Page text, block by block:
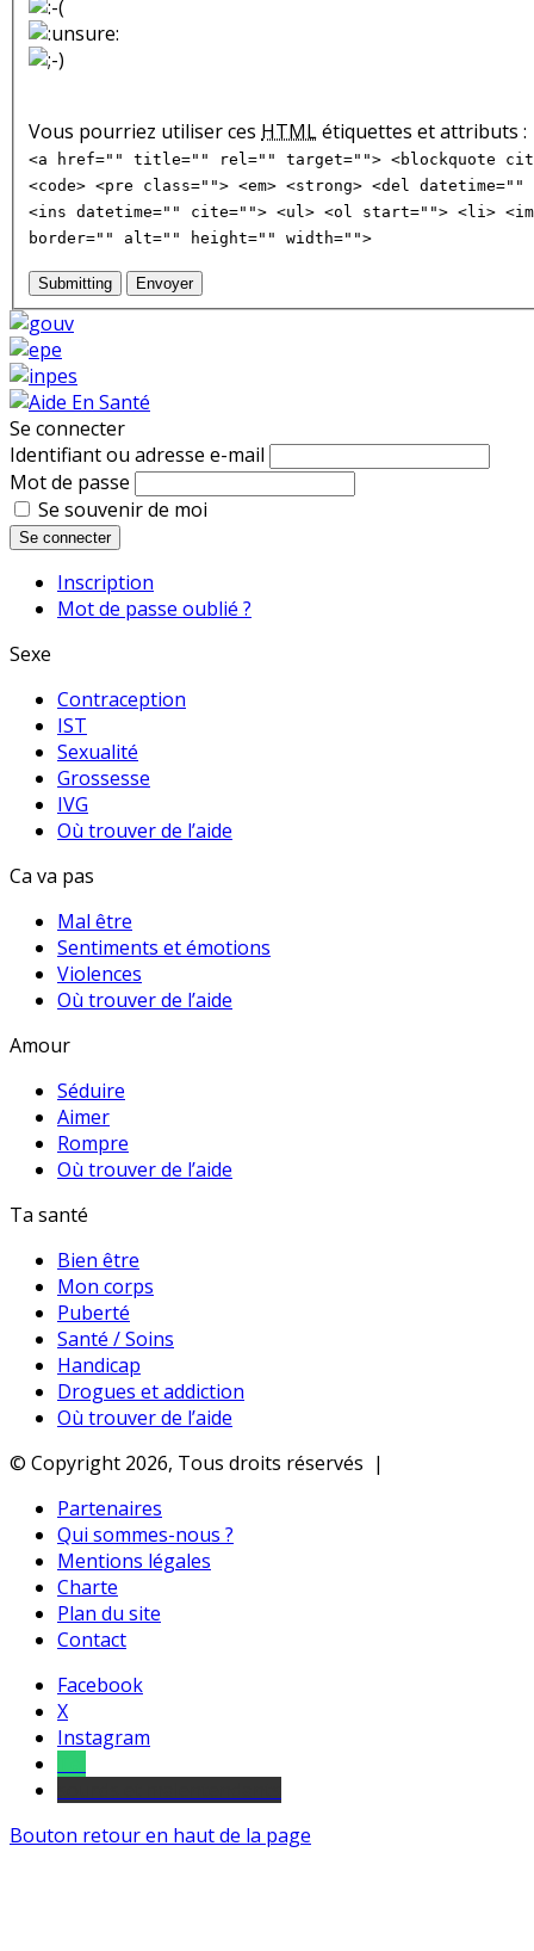
Vous pourriez utiliser ces HTMLétiquettes et attributs :
<a href="" title="" rel="" target=""> <blockquote
<code> <pre class=""> <em> <strong> <del
<ins datetime="" cite=""> <ul> <ol start=""> <li>
border="" alt="" height="" width="">
Submitting Envoyer
Se connecter
Identifiant ou adresse e-mail
Mot de passe
Se souvenir de moi
Se connecter
Inscription
Mot de passe oublié ?
Sexe
Contraception
IST
Sexualité
Grossesse
IVG
Où trouver de l’aide
Ca va pas
Mal être
Sentiments et émotions
Violences
Où trouver de l’aide
Amour
Séduire
Aimer
Rompre
Où trouver de l’aide
Ta santé
Bien être
Mon corps
Puberté
Santé / Soins
Handicap
Drogues et addiction
Où trouver de l’aide
© Copyright 2026, Tous droits réservés |
Partenaires
Qui sommes-nous ?
Mentions légales
Charte
Plan du site
Contact
Facebook
X
Instagram
Bouton retour en haut de la page